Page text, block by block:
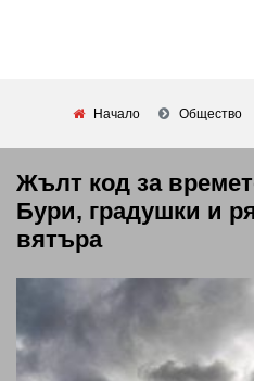
Начало Общество
Жълт код за
Бури, градушки и
вятъра